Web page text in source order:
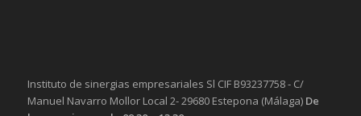
Instituto de sinergias empresariales Sl CIF B93237758 - C/
Manuel Navarro Mollor Local 2- 29680 Estepona (Málaga) De